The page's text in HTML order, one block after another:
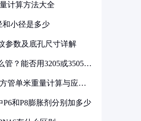
计算方法大全
和小径是多少
参数及底孔尺寸详解
管？能否用3205或3505代
管单米重量计算与应用
P6和P8膨胀剂分别加多少